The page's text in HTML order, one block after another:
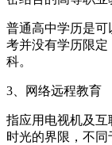
普通高中学历是可
考并没有学历限
科。
3、网络远程教育
指应用电视机及互
时光的界限，不同